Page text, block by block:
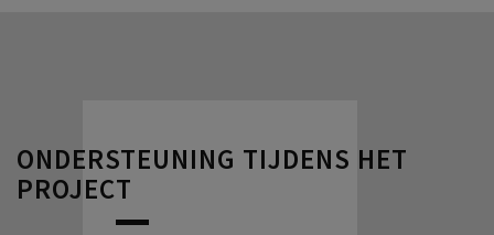
ONDERSTEUNING TIJDENS HET
PROJECT